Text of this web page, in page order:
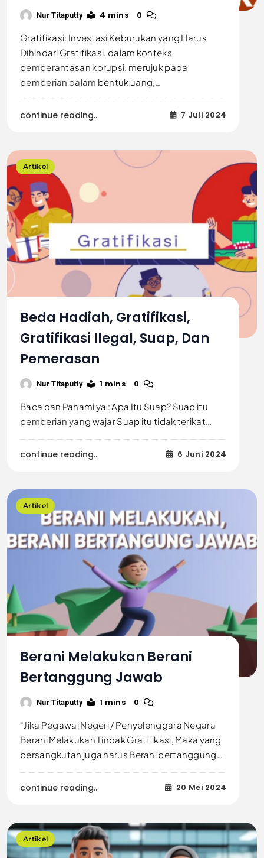
Nur Titaputty 4 mins
0
Gratifikasi: Investasi Keburukan yang Harus
Dihindari Gratifikasi, dalam konteks
pemberantasan korupsi, merujuk pada
pemberian dalam bentuk uang,…
continue reading.. 7 Juli 2024
Artikel
Beda Hadiah, Gratifikasi,
Gratifikasi Ilegal, Suap, Dan
Pemerasan
Nur Titaputty 1 mins
0
Baca dan Pahami ya : Apa Itu Suap? Suap itu
pemberian yang wajar Suap itu tidak terikat…
continue reading.. 6 Juni 2024
Artikel
Berani Melakukan Berani
Bertanggung Jawab
Nur Titaputty 1 mins
0
“Jika Pegawai Negeri / Penyelenggara Negara
Berani Melakukan Tindak Gratifikasi, Maka yang
bersangkutan juga harus Berani bertanggung…
continue reading.. 20 Mei 2024
Artikel